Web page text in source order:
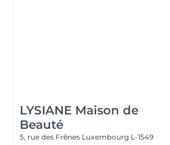
LYSIANE Maison de
Beauté
5, rue des Frênes Luxembourg L-1549